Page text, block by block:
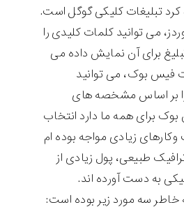
کرد تبلیغات کلیکی گوگل است.
می توانید کلمات کلیدی را
برای آن نمایش داده می
فیس بوک، می توانید
بر اساس مشخصه های
برای همه ما دارد انتخاب
زیادی مواجه بوده ام
طبیعی، پول زیادی از
به دست آورده اند.
خاطر سه مورد زیر بوده است: